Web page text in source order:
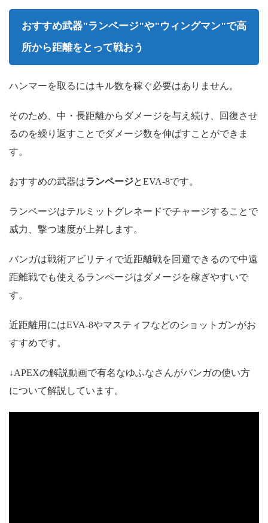
おすすめ武器"ランページ"や"ウィングマン"で高
所から距離をとって戦おう
ハンマーを取るにはキル数を稼ぐ必要はありません。
そのため、中・長距離からダメージを与え続け、回復させ
るのを繰り返すことでダメージ数を伸ばすことができま
す。
おすすめの武器はランページとEVA-8です。
ランページはテルミットグレネードでチャージすることで
威力、撃つ速度が上昇します。
バンガは戦術アビリティで近距離戦を回避できるので中遠
距離戦でも使えるランページはダメージを稼ぎやすいで
す。
近距離用にはEVA-8やマスティフなどのショットガンがお
すすめです。
↓APEXの解説動画で有名なゆふなさんがバンガの使い方
について解説しています。